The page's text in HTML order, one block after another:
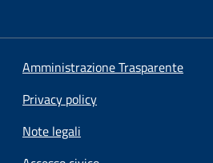
Amministrazione Trasparente
Privacy policy
Note legali